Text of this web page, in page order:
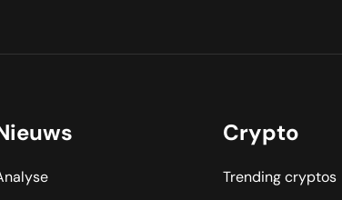
Crypto
Trending cryptos